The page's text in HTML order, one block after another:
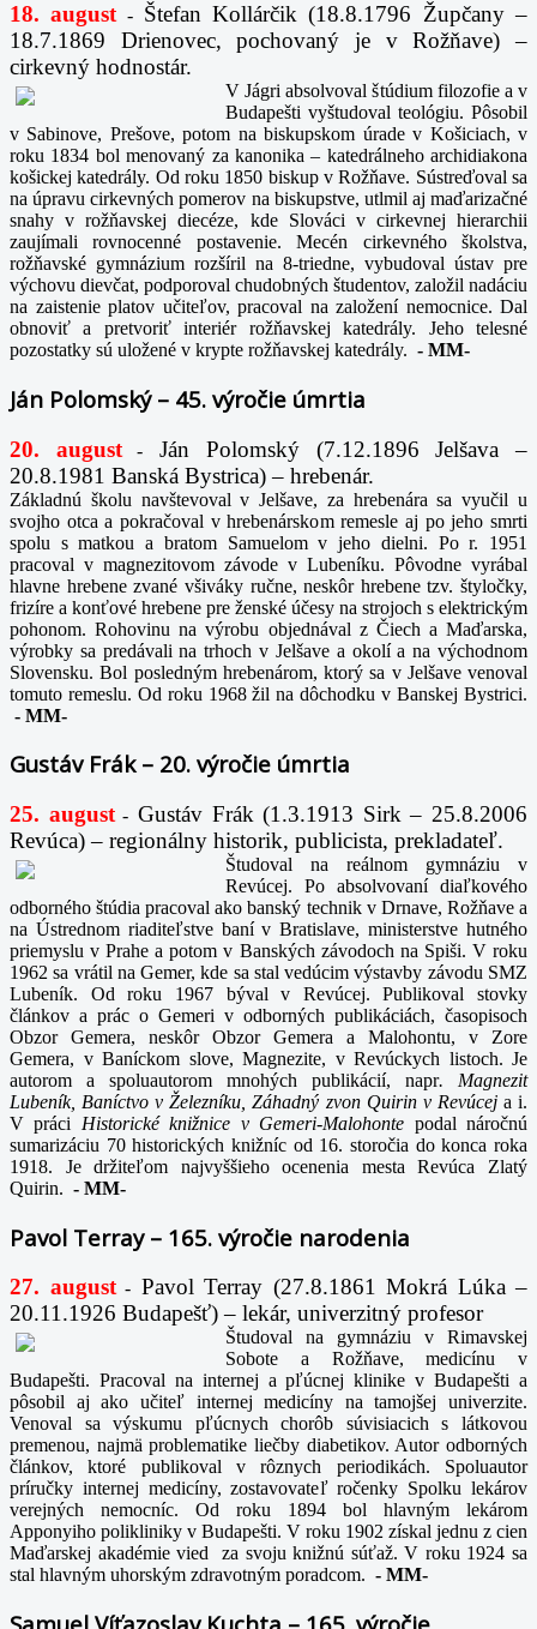
18. august -
Štefan Kollárčik (18.8.1796 Župčany –
18.7.1869 Drienovec, pochovaný je v Rožňave) –
cirkevný hodnostár.
V Jágri absolvoval štúdium filozofie a v
Budapešti vyštudoval teológiu. Pôsobil
v Sabinove, Prešove, potom na biskupskom úrade v Košiciach, v
roku 1834 bol menovaný za kanonika – katedrálneho archidiakona
košickej katedrály. Od roku 1850 biskup v Rožňave. Sústreďoval sa
na úpravu cirkevných pomerov na biskupstve, utlmil aj maďarizačné
snahy v rožňavskej diecéze, kde Slováci v cirkevnej hierarchii
zaujímali rovnocenné postavenie. Mecén cirkevného školstva,
rožňavské gymnázium rozšíril na 8-triedne, vybudoval ústav pre
výchovu dievčat, podporoval chudobných študentov, založil nadáciu
na zaistenie platov učiteľov, pracoval na založení nemocnice. Dal
obnoviť a pretvoriť interiér rožňavskej katedrály. Jeho telesné
pozostatky sú uložené v krypte rožňavskej katedrály. - MM-
Ján Polomský – 45. výročie úmrtia
20. august-
Ján Polomský (7.12.1896 Jelšava –
20.8.1981 Banská Bystrica) – hrebenár.
Základnú školu navštevoval v Jelšave, za hrebenára sa vyučil u
svojho otca a pokračoval v hrebenárskom remesle aj po jeho smrti
spolu s matkou a bratom Samuelom v jeho dielni. Po r. 1951
pracoval v magnezitovom závode v Lubeníku. Pôvodne vyrábal
hlavne hrebene zvané všiváky ručne, neskôr hrebene tzv. štyločky,
frizíre a konťové hrebene pre ženské účesy na strojoch s elektrickým
pohonom. Rohovinu na výrobu objednával z Čiech a Maďarska,
výrobky sa predávali na trhoch v Jelšave a okolí a na východnom
Slovensku. Bol posledným hrebenárom, ktorý sa v Jelšave venoval
tomuto remeslu. Od roku 1968 žil na dôchodku v Banskej Bystrici.
- MM-
Gustáv Frák – 20. výročie úmrtia
25. august- Gustáv Frák (1.3.1913 Sirk – 25.8.2006
Revúca) – regionálny historik, publicista, prekladateľ.
Študoval na reálnom gymnáziu v
Revúcej. Po absolvovaní diaľkového
odborného štúdia pracoval ako banský technik v Drnave, Rožňave a
na Ústrednom riaditeľstve baní v Bratislave, ministerstve hutného
priemyslu v Prahe a potom v Banských závodoch na Spiši. V roku
1962 sa vrátil na Gemer, kde sa stal vedúcim výstavby závodu SMZ
Lubeník. Od roku 1967 býval v Revúcej. Publikoval stovky
článkov a prác o Gemeri v odborných publikáciách, časopisoch
Obzor Gemera, neskôr Obzor Gemera a Malohontu, v Zore
Gemera, v Baníckom slove, Magnezite, v Revúckych listoch. Je
autorom a spoluautorom mnohých publikácií, napr. Magnezit
Lubeník, Baníctvo v Železníku, Záhadný zvon Quirin v Revúcej a i.
V práci Historické knižnice v Gemeri-Malohonte podal náročnú
sumarizáciu 70 historických knižníc od 16. storočia do konca roka
1918. Je držiteľom najvyššieho ocenenia mesta Revúca Zlatý
Quirin. - MM-
Pavol Terray – 165. výročie narodenia
27. august- Pavol Terray (27.8.1861 Mokrá Lúka –
20.11.1926 Budapešť) – lekár, univerzitný profesor
Študoval na gymnáziu v Rimavskej
Sobote a Rožňave, medicínu v
Budapešti. Pracoval na internej a pľúcnej klinike v Budapešti a
pôsobil aj ako učiteľ internej medicíny na tamojšej univerzite.
Venoval sa výskumu pľúcnych chorôb súvisiacich s látkovou
premenou, najmä problematike liečby diabetikov. Autor odborných
článkov, ktoré publikoval v rôznych periodikách. Spoluautor
príručky internej medicíny, zostavovateľ ročenky Spolku lekárov
verejných nemocníc. Od roku 1894 bol hlavným lekárom
Apponyiho polikliniky v Budapešti. V roku 1902 získal jednu z cien
Maďarskej akadémie vied za svoju knižnú súťaž. V roku 1924 sa
stal hlavným uhorským zdravotným poradcom. - MM-